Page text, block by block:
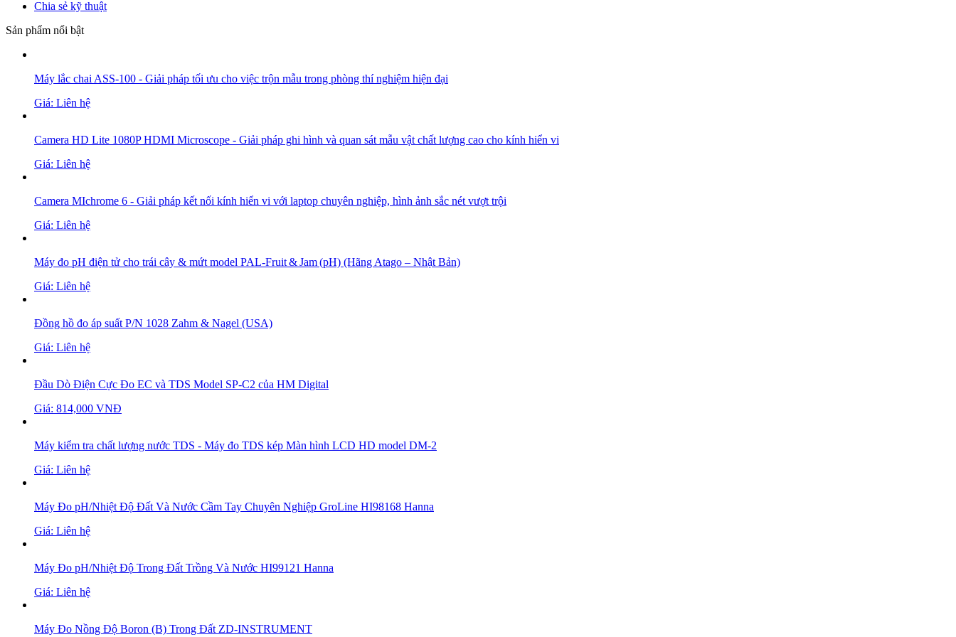
Chia sẻ kỹ thuật
Sản phẩm nổi bật
Máy lắc chai ASS-100 - Giải pháp tối ưu cho việc trộn mẫu trong phòng thí nghiệm hiện đại
Giá: Liên hệ
Camera HD Lite 1080P HDMI Microscope - Giải pháp ghi hình và quan sát mẫu vật chất lượng cao cho kính hiển vi
Giá: Liên hệ
Camera MIchrome 6 - Giải pháp kết nối kính hiển vi với laptop chuyên nghiệp, hình ảnh sắc nét vượt trội
Giá: Liên hệ
Máy đo pH điện tử cho trái cây & mứt model PAL‑Fruit & Jam (pH) (Hãng Atago – Nhật Bản)
Giá: Liên hệ
Đồng hồ đo áp suất P/N 1028 Zahm & Nagel (USA)
Giá: Liên hệ
Đầu Dò Điện Cực Đo EC và TDS Model SP-C2 của HM Digital
Giá: 814,000 VNĐ
Máy kiểm tra chất lượng nước TDS - Máy đo TDS kép Màn hình LCD HD model DM-2
Giá: Liên hệ
Máy Đo pH/Nhiệt Độ Đất Và Nước Cầm Tay Chuyên Nghiệp GroLine HI98168 Hanna
Giá: Liên hệ
Máy Đo pH/Nhiệt Độ Trong Đất Trồng Và Nước HI99121 Hanna
Giá: Liên hệ
Máy Đo Nồng Độ Boron (B) Trong Đất ZD-INSTRUMENT